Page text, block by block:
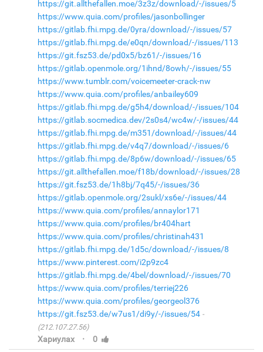
https://git.allthefallen.moe/3z3z/download/-/issues/5
https://www.quia.com/profiles/jasonbollinger
https://gitlab.fhi.mpg.de/0yra/download/-/issues/57
https://gitlab.fhi.mpg.de/e0qn/download/-/issues/113
https://git.fsz53.de/pd0x5/bz61/-/issues/16
https://gitlab.openmole.org/1ihnd/8owh/-/issues/55
https://www.tumblr.com/voicemeeter-crack-nw
https://www.quia.com/profiles/anbailey609
https://gitlab.fhi.mpg.de/g5h4/download/-/issues/104
https://gitlab.socmedica.dev/2s0s4/wc4w/-/issues/44
https://gitlab.fhi.mpg.de/m351/download/-/issues/44
https://gitlab.fhi.mpg.de/v4q7/download/-/issues/6
https://gitlab.fhi.mpg.de/8p6w/download/-/issues/65
https://git.allthefallen.moe/f18b/download/-/issues/28
https://git.fsz53.de/1h8bj/7q45/-/issues/36
https://gitlab.openmole.org/2sukl/xs6e/-/issues/44
https://www.quia.com/profiles/annaylor171
https://www.quia.com/profiles/br404hart
https://www.quia.com/profiles/christinah431
https://gitlab.fhi.mpg.de/1d5c/download/-/issues/8
https://www.pinterest.com/i2p9zc4
https://gitlab.fhi.mpg.de/4bel/download/-/issues/70
https://www.quia.com/profiles/terriej226
https://www.quia.com/profiles/georgeol376
https://git.fsz53.de/w7us1/di9y/-/issues/54
(212.107.27.56)
Хариулах · 0